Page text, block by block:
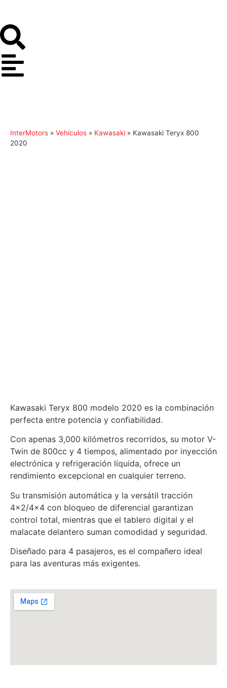
InterMotors » Vehículos » Kawasaki » Kawasaki Teryx 800
2020
Kawasaki Teryx 800 modelo 2020 es la combinación
perfecta entre potencia y confiabilidad.
Con apenas 3,000 kilómetros recorridos, su motor V-
Twin de 800cc y 4 tiempos, alimentado por inyección
electrónica y refrigeración líquida, ofrece un
rendimiento excepcional en cualquier terreno.
Su transmisión automática y la versátil tracción
4×2/4×4 con bloqueo de diferencial garantizan
control total, mientras que el tablero digital y el
malacate delantero suman comodidad y seguridad.
Diseñado para 4 pasajeros, es el compañero ideal
para las aventuras más exigentes.